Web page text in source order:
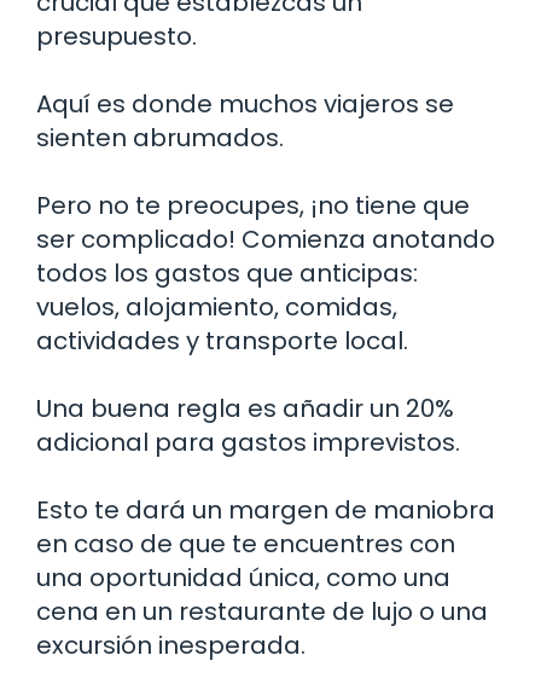
presupuesto.
Aquí es donde muchos viajeros se
sienten abrumados.
Pero no te preocupes, ¡no tiene que
ser complicado! Comienza anotando
todos los gastos que anticipas:
vuelos, alojamiento, comidas,
actividades y transporte local.
Una buena regla es añadir un 20%
adicional para gastos imprevistos.
Esto te dará un margen de maniobra
en caso de que te encuentres con
una oportunidad única, como una
cena en un restaurante de lujo o una
excursión inesperada.